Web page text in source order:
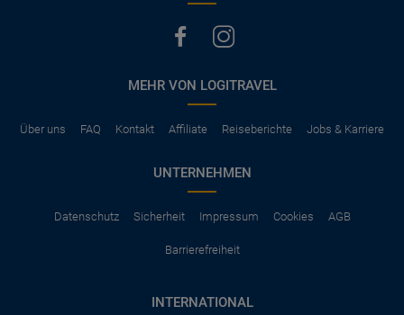
MEHR VON LOGITRAVEL
Über uns FAQ Kontakt Affiliate Reiseberichte Jobs & Karriere
UNTERNEHMEN
Datenschutz Sicherheit Impressum Cookies AGB
Barrierefreiheit
INTERNATIONAL